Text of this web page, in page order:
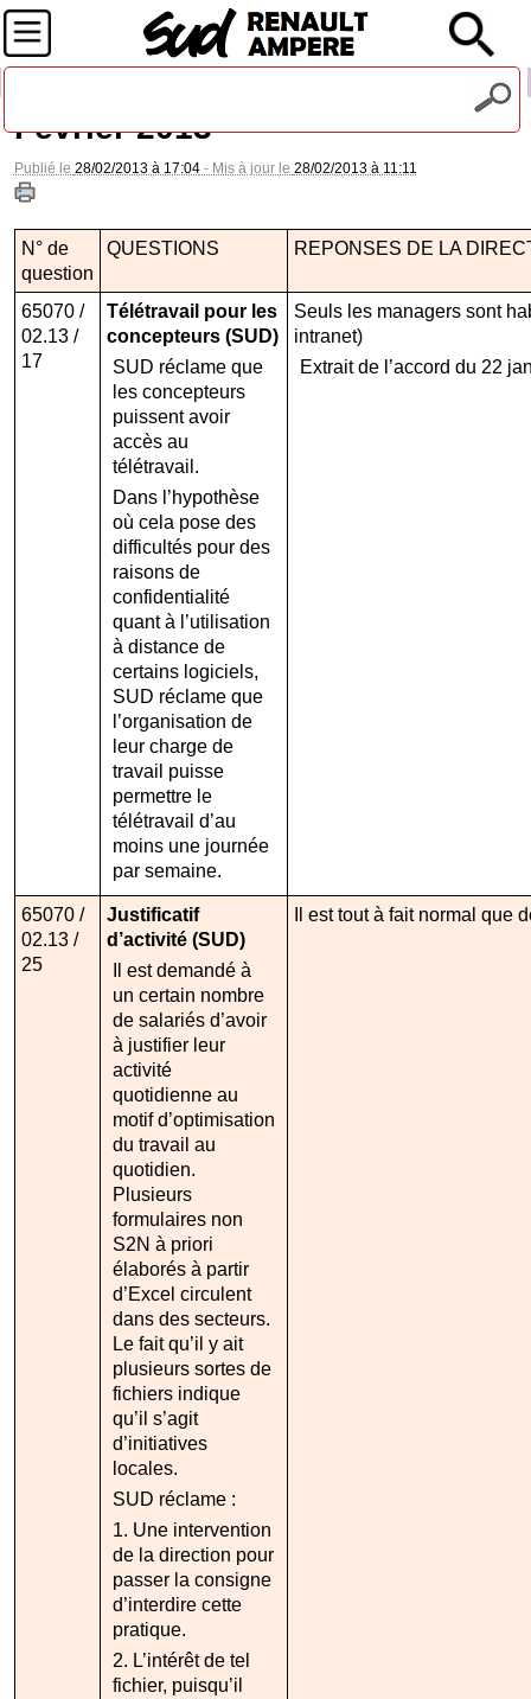
Février 2013
Publié le 28/02/2013 à 17:04- Mis à jour le 28/02/2013 à 11:11
N° de
question
QUESTIONS REPONSES DE LA
65070 /
02.13 /
17
Télétravail pour les
concepteurs (SUD)
SUD réclame que
les concepteurs
puissent avoir
accès au
télétravail.
Dans l’hypothèse
où cela pose des
difficultés pour des
raisons de
confidentialité
quant à l’utilisation
à distance de
certains logiciels,
SUD réclame que
l’organisation de
leur charge de
travail puisse
permettre le
télétravail d’au
moins une journée
par semaine.
Seuls les managers sont
intranet)
Extrait de l’accord du 22
65070 /
02.13 /
25
Justificatif
d’activité (SUD)
Il est demandé à
un certain nombre
de salariés d’avoir
à justifier leur
activité
quotidienne au
motif d’optimisation
du travail au
quotidien.
Plusieurs
formulaires non
S2N à priori
élaborés à partir
d’Excel circulent
dans des secteurs.
Le fait qu’il y ait
plusieurs sortes de
fichiers indique
qu’il s’agit
d’initiatives
locales.
SUD réclame :
1. Une intervention
de la direction pour
passer la consigne
d’interdire cette
pratique.
2. L’intérêt de tel
fichier, puisqu’il
Il est tout à fait normal que